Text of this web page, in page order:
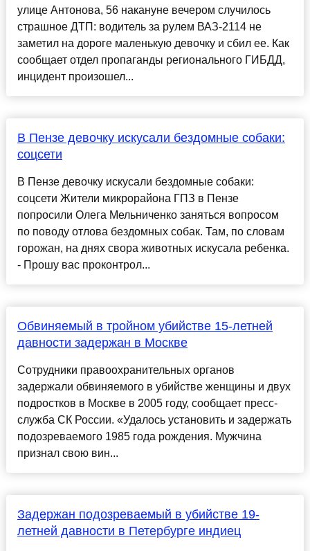
улице Антонова, 56 накануне вечером случилось
страшное ДТП: водитель за рулем ВАЗ-2114 не
заметил на дороге маленькую девочку и сбил ее. Как
сообщает отдел пропаганды регионального ГИБДД,
инцидент произошел...
В Пензе девочку искусали бездомные собаки:
соцсети
В Пензе девочку искусали бездомные собаки:
соцсети Жители микрорайона ГПЗ в Пензе
попросили Олега Мельниченко заняться вопросом
по поводу отлова бездомных собак. Там, по словам
горожан, на днях свора животных искусала ребенка.
- Прошу вас проконтрол...
Обвиняемый в тройном убийстве 15-летней
давности задержан в Москве
Сотрудники правоохранительных органов
задержали обвиняемого в убийстве женщины и двух
подростков в Москве в 2005 году, сообщает пресс-
служба СК России. «Удалось установить и задержать
подозреваемого 1985 года рождения. Мужчина
признал свою вин...
Задержан подозреваемый в убийстве 19-
летней давности в Петербурге индиец